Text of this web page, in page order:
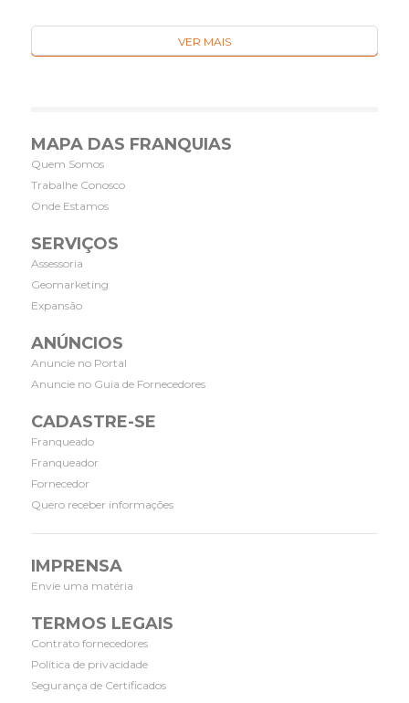
VER MAIS
MAPA DAS FRANQUIAS
Quem Somos
Trabalhe Conosco
Onde Estamos
SERVIÇOS
Assessoria
Geomarketing
Expansão
ANÚNCIOS
Anuncie no Portal
Anuncie no Guia de Fornecedores
CADASTRE-SE
Franqueado
Franqueador
Fornecedor
Quero receber informações
IMPRENSA
Envie uma matéria
TERMOS LEGAIS
Contrato fornecedores
Política de privacidade
Segurança de Certificados